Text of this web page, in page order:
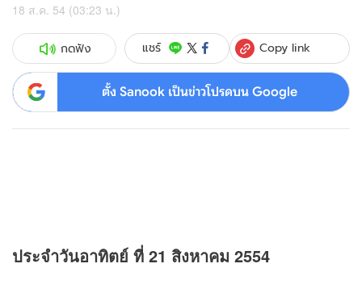
18 ส.ค. 54 (03:23 น.)
กดฟัง แชร์ Copy link
ตั้ง Sanook เป็นข่าวโปรดบน Google
ประจำวันอาทิตย์ ที่ 21 สิงหาคม 2554